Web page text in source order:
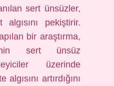
sert ünsüzler,
pekiştirir.
bir araştırma,
sert ünsüz
üzerinde
artırdığını